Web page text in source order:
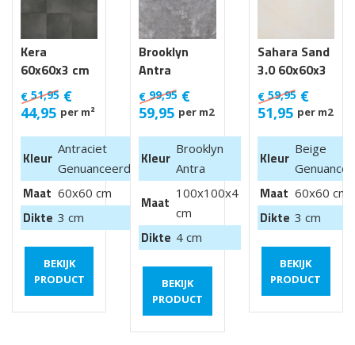
Kera
60x60x3 cm
Luik
€ 51,95 €
44,95 per m²
Kleur
Antraciet
Genuanceerd
Maat 60x60 cm
Dikte 3 cm
BEKIJK
PRODUCT
Brooklyn
Antra
100x100x4
cm van €
99,95 m2
€ 99,95 €
59,95 per m2
Kleur
Brooklyn
Antra
Maat
100x100x4
cm
Dikte 4 cm
BEKIJK
PRODUCT
Sahara Sand
3.0 60x60x3
cm
€59,95 €
51,95 per m2
Kleur
Beige
Maat 60x60 cm
Dikte 3 cm
BEKIJK
PRODUCT